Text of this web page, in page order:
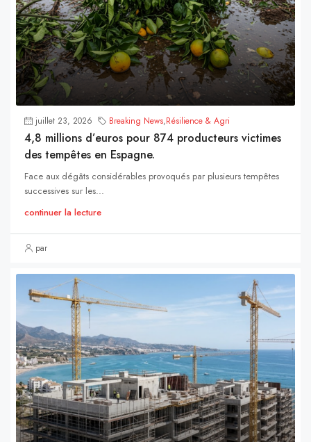
juillet 23, 2026 Breaking News,Résilience & Agri
4,8 millions d’euros pour 874 producteurs victimes
des tempêtes en Espagne.
Face aux dégâts considérables provoqués par plusieurs tempêtes
successives sur les...
continuer la lecture
par